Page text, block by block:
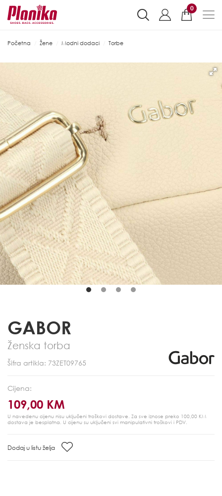
0
Početna Žene Modni dodaci Torbe
GABOR
Ženska torba
Šifra artikla: 73ZET09765
Cijena:
109,00 KM
U navedenu cijenu nisu uključeni troškovi dostave. Za sve iznose preko 100,00 KM
dostava je besplatna. U cijenu su uključeni svi manipulativni troškovi i PDV.
Dodaj u listu želja